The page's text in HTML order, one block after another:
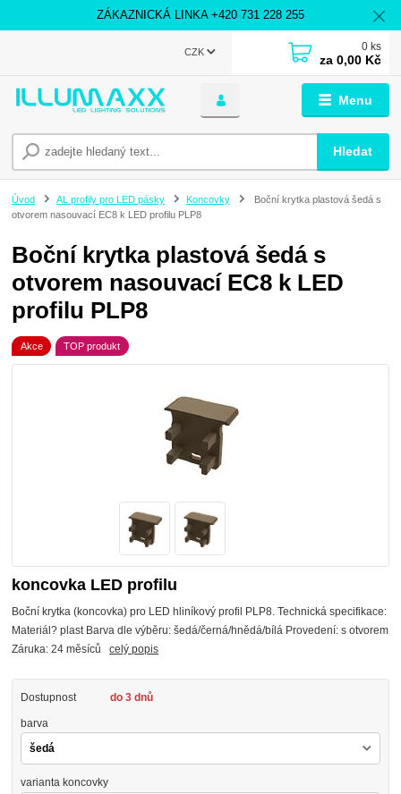
ZÁKAZNICKÁ LINKA +420 731 228 255
Menu
CZK
Hledat
0ks
za 0,00 Kč
Úvod AL profily pro LED pásky Koncovky
Boční krytka plastová šedá s
otvorem nasouvací EC8 k LED profilu PLP8
Boční krytka plastová šedá s
otvorem nasouvací EC8 k LED
profilu PLP8
Akce TOP produkt
koncovka LED profilu
Boční krytka (koncovka) pro LED hliníkový profil PLP8. Technická specifikace:
Materiál? plast Barva dle výběru: šedá/černá/hnědá/bílá Provedení: s otvorem
Záruka: 24 měsícůcelý popis
Dostupnost do 3 dnů
barva
varianta koncovky